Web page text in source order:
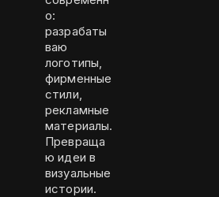
о:
разрабаты
ваю
логотипы,
фирменные
стили,
рекламные
материалы.
Превраща
ю идеи в
визуальные
истории.